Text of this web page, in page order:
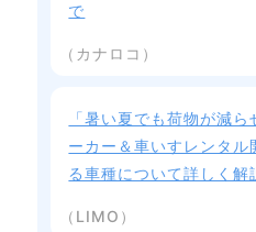
で
（カナロコ）
「暑い夏でも荷物が減
ーカー＆車いすレンタ
る車種について詳しく解
（LIMO）